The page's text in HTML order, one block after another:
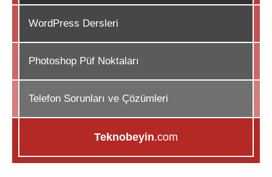
WordPress Dersleri
Photoshop Püf Noktaları
Telefon Sorunları ve Çözümleri
Teknobeyin.com